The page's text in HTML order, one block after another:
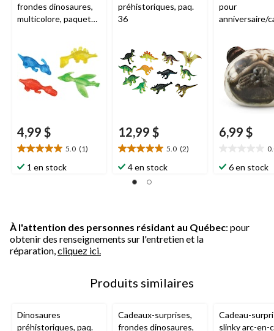
frondes dinosaures,
multicolore, paquet
surprise
4,99 $
5.0 (1)
5.0
étoile(s)
1 en stock
préhistoriques, paq.
36
12,99 $
5.0 (2)
5.0
étoile(s)
4 en stock
pour
anniversaire/
6,99 $
étoile(s)
6 en stock
À l'attention des personnes résidant au Québec: pour
obtenir des renseignements sur l'entretien et la
réparation, cliquez ici.
Produits similaires
Dinosaures
préhistoriques, paq.
Cadeaux-surprises,
frondes dinosaures,
Cadeau-
slinky arc-en-